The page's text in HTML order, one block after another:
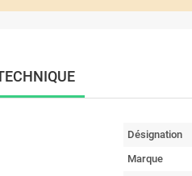
Désignation
Marque